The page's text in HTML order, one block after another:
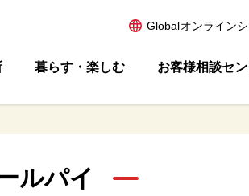
Globalオンライン
暮らす・楽しむ お客様相談セ
ルパイ